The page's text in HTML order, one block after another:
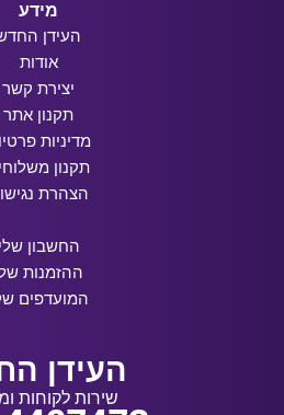
מידע
העידן
אודות
יצירת קשר
תקנון אתר
מדיניות
תקנון
הצהרת
החשבון שלי
ההזמנות
המועדפים
העידן
שירות לקוחות